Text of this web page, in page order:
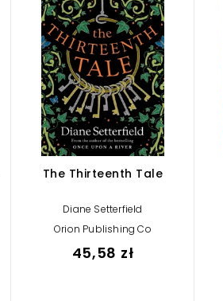
The Thirteenth Tale
Diane Setterfield
Orion Publishing Co
45,58 zł